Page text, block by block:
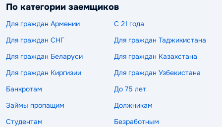
По категории заемщиков
Для граждан Армении
С 21 года
Для граждан СНГ
Для граждан Таджикистана
Для граждан Беларуси
Для граждан Казахстана
Для граждан Киргизии
Для граждан Узбекистана
Банкротам
До 75 лет
Займы пропащим
Должникам
Студентам
Безработным